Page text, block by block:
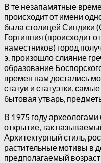
В те незапамятные
происходит от имени
была столицей Синдики
Горгиппия (происходит
наместников) город
э. произошло слияние
образование
времен нам достались
статуи и статуэтки,
бытовая утварь,
В 1975 году
открытие, так
Архитектурный стиль,
растительные мотивы в
предполагаемый